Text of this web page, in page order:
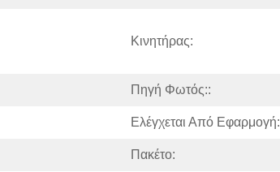
Κινητήρας:
Πηγή Φωτός::
Ελέγχεται Από Εφαρμογή:
Πακέτο: